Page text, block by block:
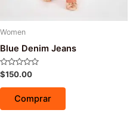
Women
Blue Denim Jeans
Avaliação
0
de
$150.00
Comprar